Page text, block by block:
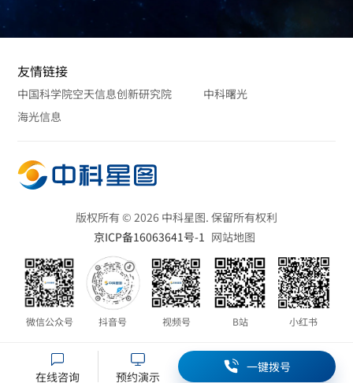
友情链接
中国科学院空天信息创新研究院
中科曙光
海光信息
版权所有 © 2026 中科星图. 保留所有权利
京ICP备16063641号-1 网站地图
微信公众号 抖音号 视频号 B站 小红书
在线咨询 预约演示
一键拨号